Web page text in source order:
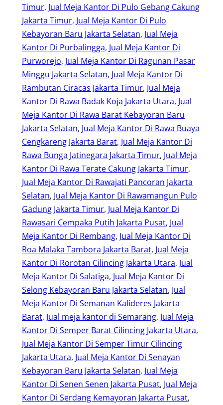
Timur, Jual Meja Kantor Di Pulo Gebang Cakung
Jakarta Timur, Jual Meja Kantor Di Pulo
Kebayoran Baru Jakarta Selatan, Jual Meja
Kantor Di Purbalingga, Jual Meja Kantor Di
Purworejo, Jual Meja Kantor Di Ragunan Pasar
Minggu Jakarta Selatan, Jual Meja Kantor Di
Rambutan Ciracas Jakarta Timur, Jual Meja
Kantor Di Rawa Badak Koja Jakarta Utara, Jual
Meja Kantor Di Rawa Barat Kebayoran Baru
Jakarta Selatan, Jual Meja Kantor Di Rawa Buaya
Cengkareng Jakarta Barat, Jual Meja Kantor Di
Rawa Bunga Jatinegara Jakarta Timur, Jual Meja
Kantor Di Rawa Terate Cakung Jakarta Timur
Jual Meja Kantor Di Rawajati Pancoran Jakarta
Selatan, Jual Meja Kantor Di Rawamangun Pulo
Gadung Jakarta Timur, Jual Meja Kantor Di
Rawasari Cempaka Putih Jakarta Pusat, Jual
Meja Kantor Di Rembang, Jual Meja Kantor Di
Roa Malaka Tambora Jakarta Barat, Jual Meja
Kantor Di Rorotan Cilincing Jakarta Utara, Jual
Meja Kantor Di Salatiga, Jual Meja Kantor Di
Selong Kebayoran Baru Jakarta Selatan, Jual
Meja Kantor Di Semanan Kalideres Jakarta
Barat, Jual meja kantor di Semarang, Jual Meja
Kantor Di Semper Barat Cilincing Jakarta Utara
Jual Meja Kantor Di Semper Timur Cilincing
Jakarta Utara, Jual Meja Kantor Di Senayan
Kebayoran Baru Jakarta Selatan, Jual Meja
Kantor Di Senen Senen Jakarta Pusat, Jual Meja
Kantor Di Serdang Kemayoran Jakarta Pusat